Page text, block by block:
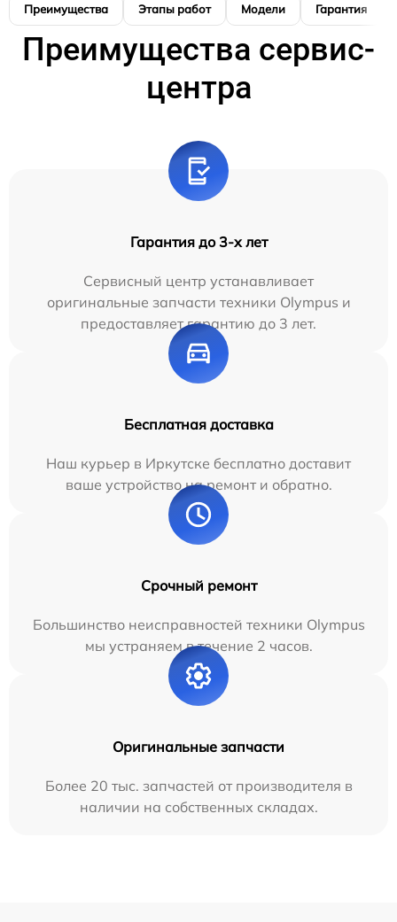
Преимущества Этапы работ Модели Гарантия
Преимущества сервис-
центра
Гарантия до 3-х лет
Сервисный центр устанавливает
оригинальные запчасти техники Olympus и
предоставляет гарантию до 3 лет.
Бесплатная доставка
Наш курьер в Иркутске бесплатно доставит
ваше устройство на ремонт и обратно.
Срочный ремонт
Большинство неисправностей техники Olympus
мы устраняем в течение 2 часов.
Оригинальные запчасти
Более 20 тыс. запчастей от производителя в
наличии на собственных складах.